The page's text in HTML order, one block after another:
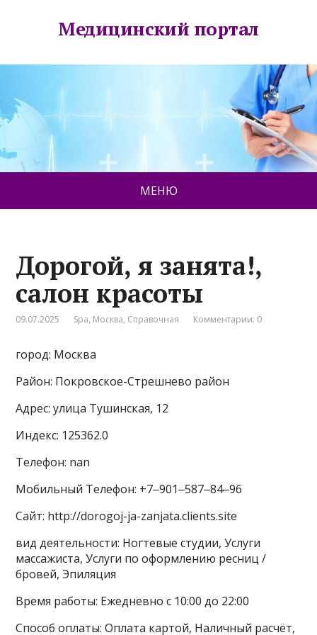
Медицинский портал
МЕНЮ
Дорогой, я занята!,
салон красоты
09.07.2025 Spa, Москва, Справочная Комментарии: 0
город: Москва
Район: Покровское-Стрешнево район
Адрес: улица Тушинская, 12
Индекс: 125362.0
Телефон: nan
Мобильный Телефон: +7‒901‒587‒84‒96
Сайт: http://dorogoj-ja-zanjata.clients.site
вид деятельности: Ногтевые студии, Услуги
массажиста, Услуги по оформлению ресниц /
бровей, Эпиляция
Время работы: Ежедневно с 10:00 до 22:00
Способ оплаты: Оплата картой, Наличный расчёт,